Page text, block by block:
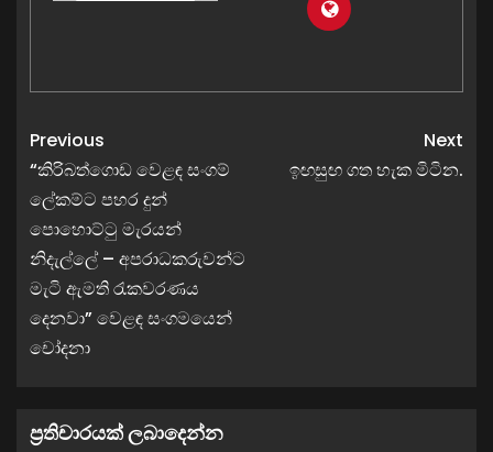
Previous
“කිරිබත්ගොඩ වෙළඳ සංගම්
ලේකම්ට පහර දුන්
පොහොට්ටු මැරයන්
නිදැල්ලේ – අපරාධකරුවන්ට
මැටි ඇමති රැකවරණය
දෙනවා” වෙළඳ සංගමයෙන්
චෝදනා
Next
ඉඟසුඟ ගත හැක මිටින.
ප්‍රතිචාරයක් ලබාදෙන්න